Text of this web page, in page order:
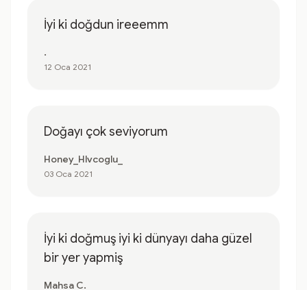
İyi ki doğdun ireeemm
.
12 Oca 2021
Doğayı çok seviyorum
Honey_Hlvcoglu_
03 Oca 2021
İyi ki doğmuş iyi ki dünyayı daha güzel
bir yer yapmiş
Mahsa C.